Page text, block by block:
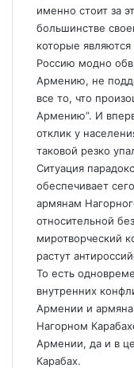
именно стоит за
большинстве
которые
Россию модно
Армению, не
все то, что
Армению”. И
отклик у
таковой резко
Ситуация
обеспечивает
армянам
относительной
миротворческий
растут
То есть
внутренних
Армении и
Нагорном
Армении, да и в
Карабах.